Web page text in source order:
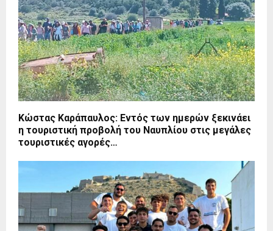
Κώστας Καράπαυλος: Εντός των ημερών ξεκινάει
η τουριστική προβολή του Ναυπλίου στις μεγάλες
τουριστικές αγορές…